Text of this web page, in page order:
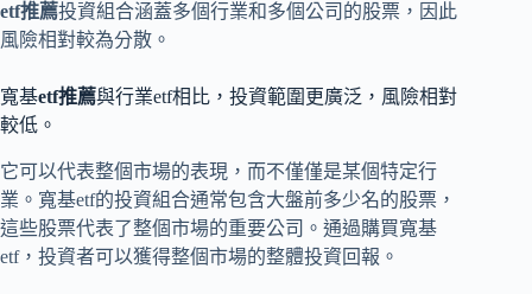
etf推薦投資組合涵蓋多個行業和多個公司的股票，因此
風險相對較為分散。
寬基etf推薦與行業etf相比，投資範圍更廣泛，風險相對
較低。
它可以代表整個市場的表現，而不僅僅是某個特定行
業。寬基etf的投資組合通常包含大盤前多少名的股票，
這些股票代表了整個市場的重要公司。通過購買寬基
etf，投資者可以獲得整個市場的整體投資回報。